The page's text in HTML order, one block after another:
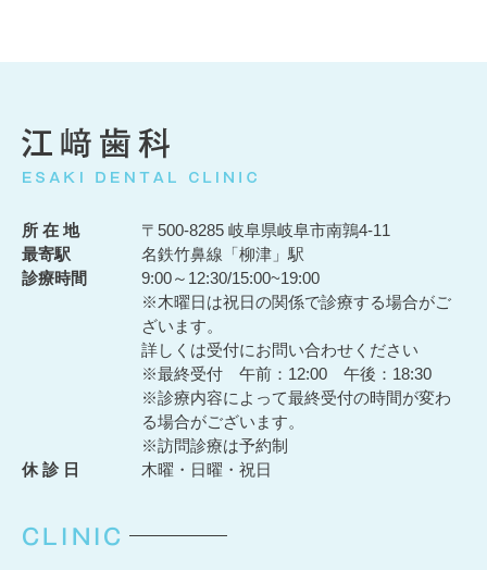
所 在 地
〒500-8285 岐阜県岐阜市南鶉4-11
最寄駅
名鉄竹鼻線「柳津」駅
診療時間
9:00～12:30/15:00~19:00
※木曜日は祝日の関係で診療する場合がご
ざいます。
詳しくは受付にお問い合わせください
※最終受付 午前：12:00 午後：18:30
※診療内容によって最終受付の時間が変わ
る場合がございます。
※訪問診療は予約制
休 診 日
木曜・日曜・祝日
CLINIC